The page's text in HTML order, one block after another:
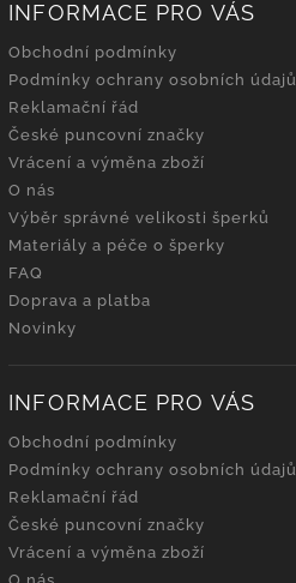
INFORMACE PRO VÁS
Obchodní podmínky
Podmínky ochrany osobních údajů
Reklamační řád
České puncovní značky
Vrácení a výměna zboží
O nás
Výběr správné velikosti šperků
Materiály a péče o šperky
FAQ
Doprava a platba
Novinky
INFORMACE PRO VÁS
Obchodní podmínky
Podmínky ochrany osobních údajů
Reklamační řád
České puncovní značky
Vrácení a výměna zboží